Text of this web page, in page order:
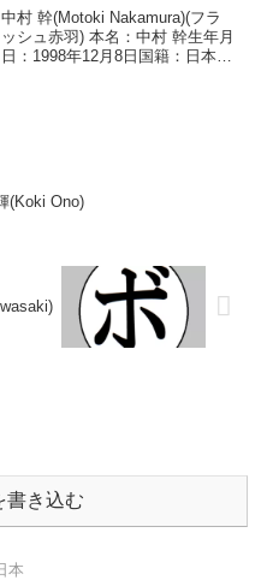
中村 幹(Motoki Nakamura)(フラ
ッシュ赤羽) 本名：中村 幹生年月
日：1998年12月8日国籍：日本戦
(Koki Ono)
書き込む
本